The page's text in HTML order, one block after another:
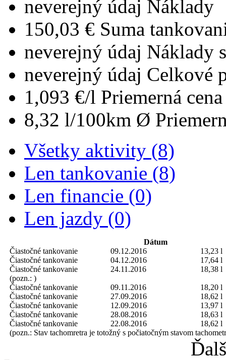
neverejný údaj Náklady
150,03 € Suma
neverejný údaj Náklady
neverejný údaj Celkové
1,093 €/l Priemerná
8,32 l/100km Ø
Všetky aktivity (8)
Len tankovanie (8)
Len financie (0)
Len jazdy (0)
Dátum
Čiastočné tankovanie
09.12.2016
13,23 l
Čiastočné tankovanie
04.12.2016
17,64 l
Čiastočné tankovanie
24.11.2016
18,38 l
(pozn.: )
Čiastočné tankovanie
09.11.2016
18,20 l
Čiastočné tankovanie
27.09.2016
18,62 l
Čiastočné tankovanie
12.09.2016
13,97 l
Čiastočné tankovanie
28.08.2016
18,63 l
Čiastočné tankovanie
22.08.2016
18,62 l
(pozn.: Stav tachomretra je totožný s počiatočným stavom